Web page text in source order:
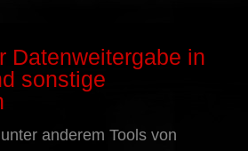
Datenweitergabe in
sonstige
anderem Tools von